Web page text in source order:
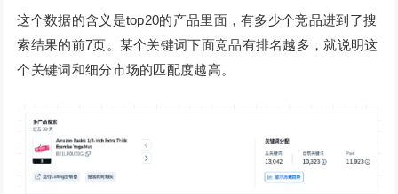
这个数据的含义是top20的产品里面，有多少个竞品进到了搜
索结果的前7页。某个关键词下面竞品有排名越多，就说明这
个关键词和细分市场的匹配度越高。